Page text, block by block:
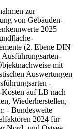
zur
von Gebäuden-
2025
(2. Ebene DIN
mit
Auswertungen
-
auf LB nach
Wiederherstellen,
- Bundesweite
2024 für